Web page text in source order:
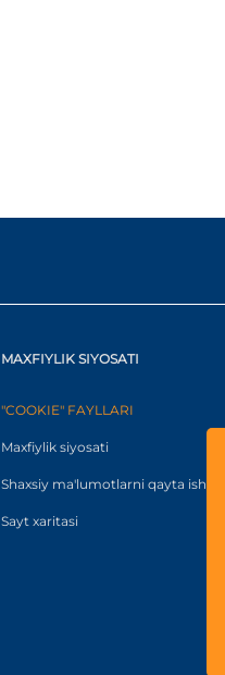
MAXFIYLIK SIYOSATI
"COOKIE" FAYLLARI
Maxfiylik siyosati
Shaxsiy ma'lumotlarni qayta
Sayt xaritasi